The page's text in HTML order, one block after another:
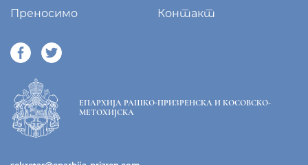
Преносимо
Контакт
ЕПАРХИЈА РАШКО-ПРИЗРЕНСКА И КОСОВСКО-
МЕТОХИЈСКА